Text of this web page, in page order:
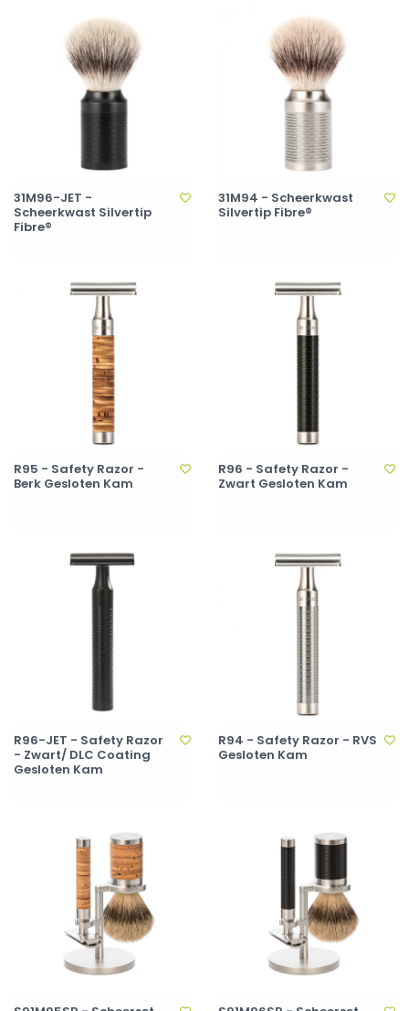
31M96-JET -
Scheerkwast Silvertip
Fibre®
31M94 - Scheerkwast
Silvertip Fibre®
R95 - Safety Razor -
Berk Gesloten Kam
R96 - Safety Razor -
Zwart Gesloten Kam
R96-JET - Safety Razor
- Zwart/ DLC Coating
Gesloten Kam
R94 - Safety Razor - RVS
Gesloten Kam